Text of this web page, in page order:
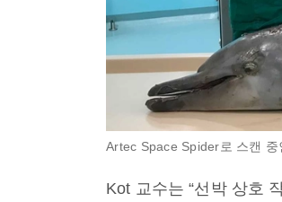
Artec Space Spider로 스캔 중
Kot 교수는 “선박 상호